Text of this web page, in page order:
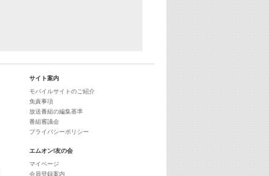
サイト案内
モバイルサイトのご紹介
免責事項
放送番組の編集基準
番組審議会
プライバシーポリシー
エムオン!友の会
マイページ
会員登録案内